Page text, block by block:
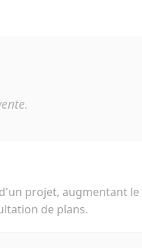
projet, augmentant
de plans.